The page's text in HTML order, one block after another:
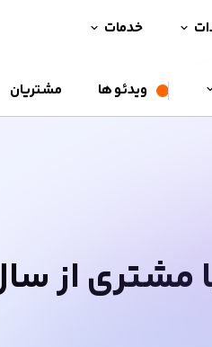
خدمات
ویدئو ها مشتریان